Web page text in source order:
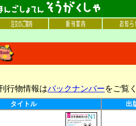
行物情報はバックナンバーをご覧
タイトル 出